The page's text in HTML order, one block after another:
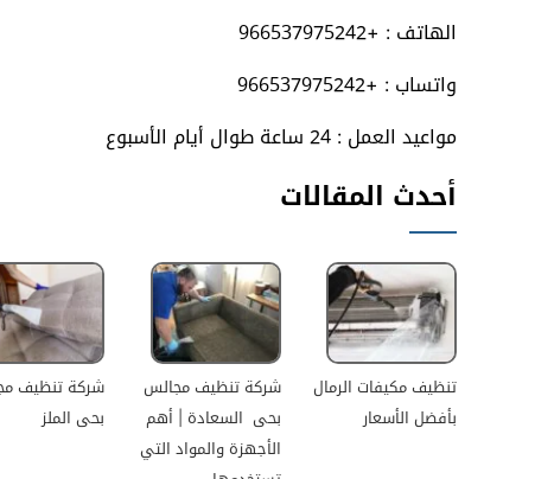
الهاتف : +966537975242
واتساب : +966537975242
مواعيد العمل : 24 ساعة طوال أيام الأسبوع
أحدث المقالات
تنظيف مكيفات الرمال
بأفضل الأسعار
شركة تنظيف مجالس
بحى السعادة | أهم
الأجهزة والمواد التي
شركة تنظيف
بحى الملز